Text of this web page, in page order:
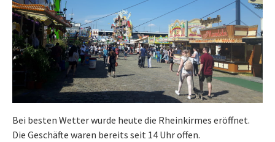
Bei besten Wetter wurde heute die Rheinkirmes eröffnet.
Die Geschäfte waren bereits seit 14 Uhr offen.